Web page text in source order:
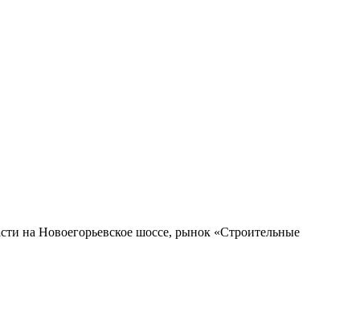
на Новоегорьевское шоссе, рынок «Строительные